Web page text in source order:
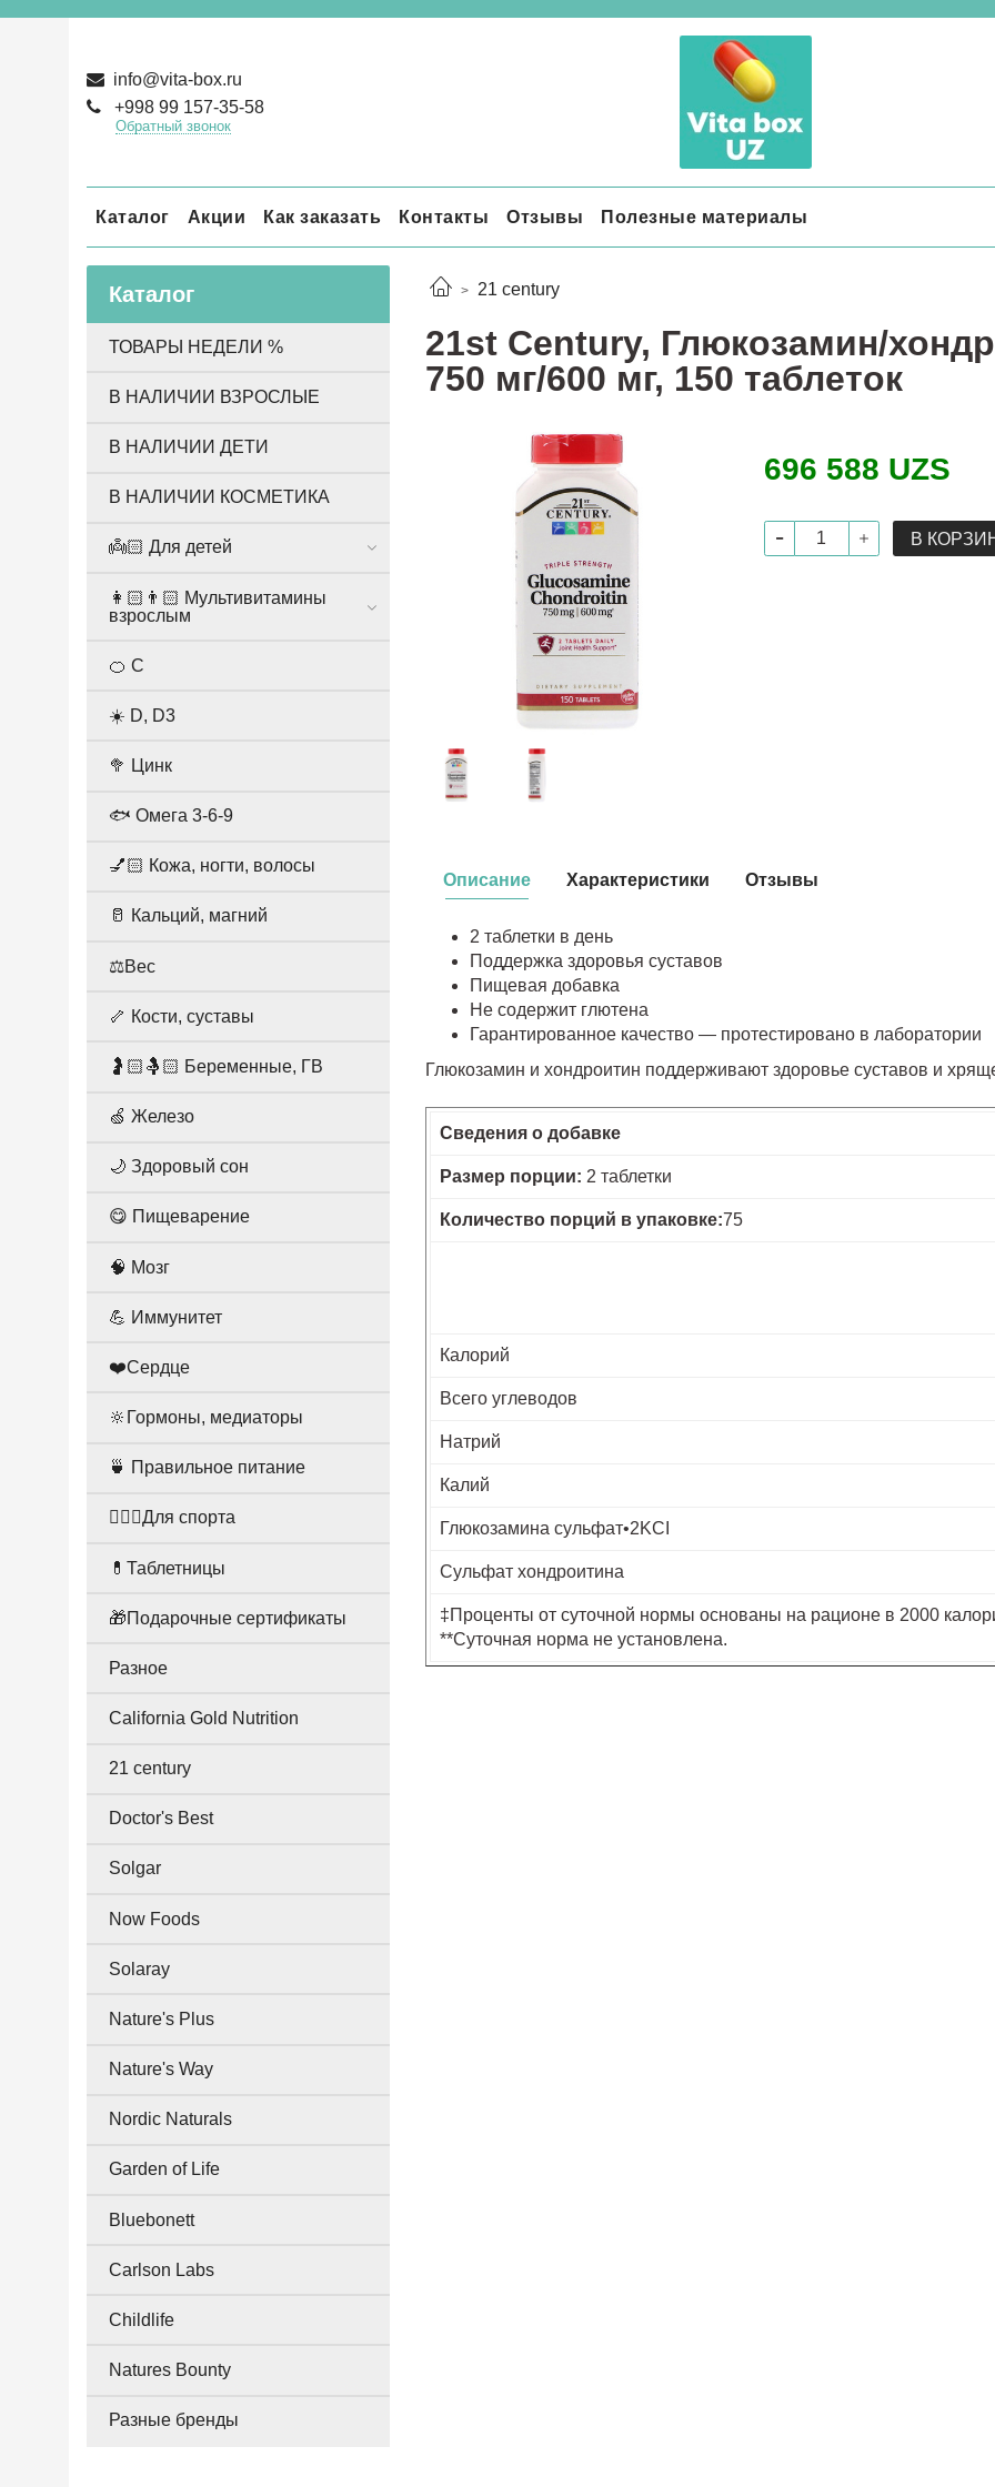
info@vita-box.ru
+998 99 157-35-58
Обратный звонок
Каталог Акции Как заказать Контакты Отзывы Полезные материалы
21 century
21st Century, Глюкозамин/
750 мг/600 мг, 150 таблеток
696 588 UZS
В
Описание
2 таблетки в день
Поддержка здоровья суставов
Пищевая добавка
Не содержит глютена
Гарантированное качество — протестировано в лаборатории
Глюкозамин и хондроитин поддерживают здоровье суставов и
Сведения о добавке
Размер порции: 2 таблетки
Количество порций в упаковке:75
Калорий
Всего углеводов
Натрий
Калий
Глюкозамина сульфат•2KCI
Сульфат хондроитина
‡Проценты от суточной нормы основаны на рационе в 2000
**Суточная норма не установлена.
Характеристики Отзывы
Каталог
ТОВАРЫ НЕДЕЛИ %
В НАЛИЧИИ ВЗРОСЛЫЕ
В НАЛИЧИИ ДЕТИ
В НАЛИЧИИ КОСМЕТИКА
👼🏻 Для детей
👩🏻👨🏻 Мультивитамины
взрослым
🍊 С
☀️ D, D3
🥦 Цинк
🐟 Омега 3-6-9
💅🏻 Кожа, ногти, волосы
🥛 Кальций, магний
⚖️Вес
🦴 Кости, суставы
🤰🏻🤱🏻 Беременные, ГВ
🍏 Железо
🌙 Здоровый сон
😋 Пищеварение
🧠 Мозг
💪 Иммунитет
❤️Сердце
🔆Гормоны, медиаторы
🍵 Правильное питание
🤸🏻‍♀️Для спорта
💊Таблетницы
🎁Подарочные сертификаты
Разное
California Gold Nutrition
21 century
Doctor's Best
Solgar
Now Foods
Solaray
Nature's Plus
Nature's Way
Nordic Naturals
Garden of Life
Bluebonett
Carlson Labs
Childlife
Natures Bounty
Разные бренды